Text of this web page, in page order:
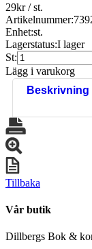
29kr/ st.
Artikelnummer:
Enhet:st.
Lagerstatus:I lager
St:
Lägg i varukorg
Beskrivning
Tillbaka
Vår butik
Dillbergs Bok &